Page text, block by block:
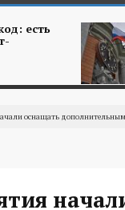
есть
оснащать